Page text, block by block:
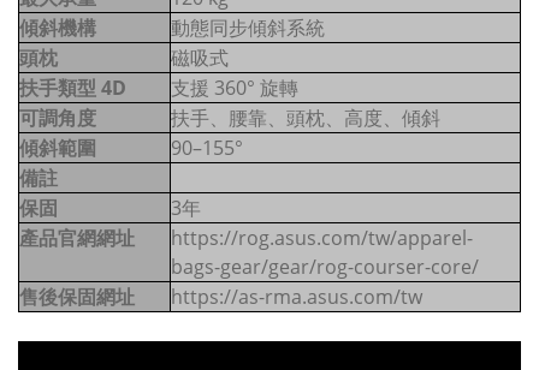
傾斜機構
動態同步傾斜系統
頭枕
磁吸式
扶手類型 4D
支援 360° 旋轉
可調角度
扶手、腰靠、頭枕、高度、傾斜
傾斜範圍
90–155°
備註
保固
3年
產品官網網址
https://rog.asus.com/tw/apparel-
bags-gear/gear/rog-courser-core/
售後保固網址
https://as-rma.asus.com/tw